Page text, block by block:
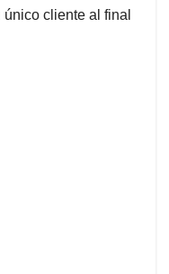
cliente al final